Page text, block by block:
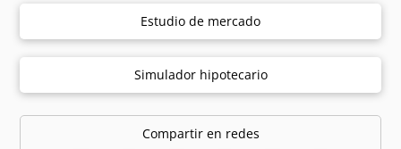
Estudio de mercado
Simulador hipotecario
Compartir en redes